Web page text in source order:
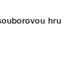
hru